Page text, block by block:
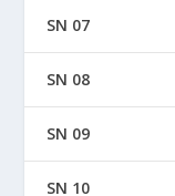
SN 07
SN 08
SN 09
SN 10